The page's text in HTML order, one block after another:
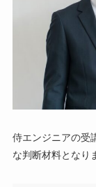
侍エンジニアの受
な判断材料となり